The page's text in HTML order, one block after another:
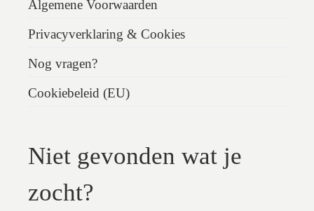
Algemene Voorwaarden
Privacyverklaring & Cookies
Nog vragen?
Cookiebeleid (EU)
Niet gevonden wat je
zocht?